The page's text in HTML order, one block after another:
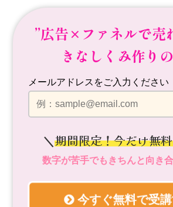
”広告×ファネルで売
きなしくみ作り
メールアドレスをご入力ください
＼期間限定！今だけ無
数字が苦手でもきちんと向き
今すぐ無料で受